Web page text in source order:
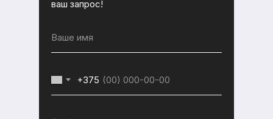
ваш запрос!
+375